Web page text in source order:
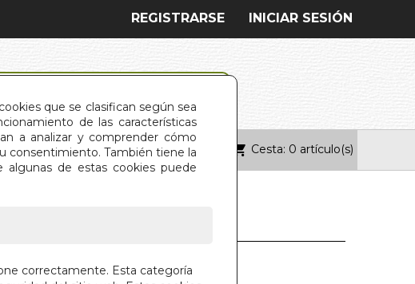
que se clasifican según sea
de las características
a analizar y comprender cómo
consentimiento. También tiene la
de estas cookies puede
correctamente. Esta categoría
INICIAR SESIÓN
REGISTRARSE
CONTACTO Cesta: 0 artículo(s)
TIBETANO DE LOS